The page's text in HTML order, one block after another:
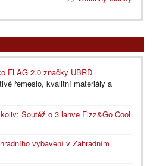
FLAG 2.0 značky UBRD
řemeslo, kvalitní materiály a
Soutěž o 3 lahve Fizz&Go Cool
vybavení v Zahradním